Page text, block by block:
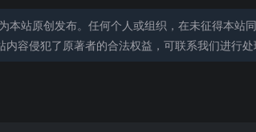
本站原创发布。任何个人或组织，在未征得本站
容侵犯了原著者的合法权益，可联系我们进行处